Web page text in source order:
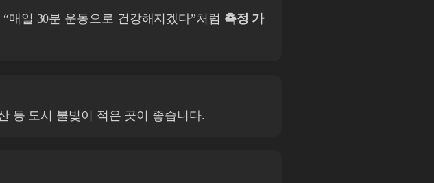
매일 30분 운동으로 건강해지겠다”처럼 측정 가
등 도시 불빛이 적은 곳이 좋습니다.